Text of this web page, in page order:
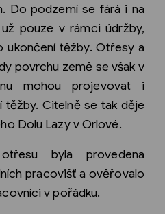
Do podzemí se fárá i na
pouze v rámci údržby,
ukončení těžby. Otřesy a
povrchu země se však v
mohou projevovat i
těžby. Citelně se tak děje
Dolu Lazy v Orlové.
byla provedena
pracovišť a ověřovalo
v pořádku.